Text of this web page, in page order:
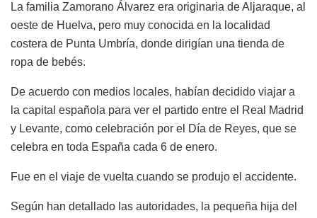
La familia Zamorano Álvarez era originaria de Aljaraque, al
oeste de Huelva, pero muy conocida en la localidad
costera de Punta Umbría, donde dirigían una tienda de
ropa de bebés.
De acuerdo con medios locales, habían decidido viajar a
la capital española para ver el partido entre el Real Madrid
y Levante, como celebración por el Día de Reyes, que se
celebra en toda España cada 6 de enero.
Fue en el viaje de vuelta cuando se produjo el accidente.
Según han detallado las autoridades, la pequeña hija del